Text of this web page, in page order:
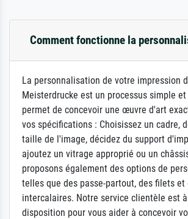
Comment fonctionne la
La personnalisation de votre impression
Meisterdrucke est un processus simple
permet de concevoir une œuvre d'art
vos spécifications : Choisissez un cadre,
taille de l'image, décidez du support
ajoutez un vitrage approprié ou un
proposons également des options de
telles que des passe-partout, des filets et
intercalaires. Notre service clientèle est
disposition pour vous aider à concevoir